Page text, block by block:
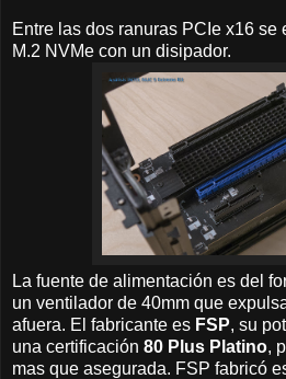
Entre las dos ranuras PCIe x16 se
M.2 NVMe con un disipador.
La fuente de alimentación es del
un ventilador de 40mm que
afuera. El fabricante es FSP, su
una certificación 80 Plus Platino,
mas que asegurada. FSP fabricó